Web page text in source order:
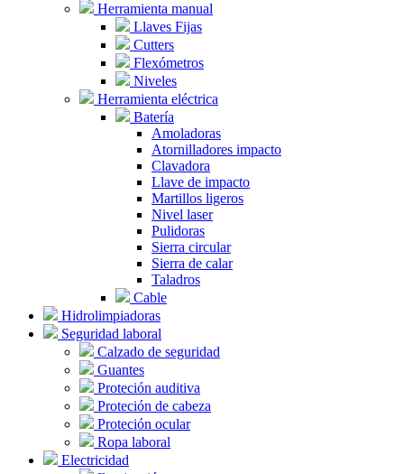
Herramienta manual
Llaves Fijas
Cutters
Flexómetros
Niveles
Herramienta eléctrica
Batería
Amoladoras
Atornilladores impacto
Clavadora
Llave de impacto
Martillos ligeros
Nivel laser
Pulidoras
Sierra circular
Sierra de calar
Taladros
Cable
Hidrolimpiadoras
Seguridad laboral
Calzado de seguridad
Guantes
Proteción auditiva
Proteción de cabeza
Proteción ocular
Ropa laboral
Electricidad